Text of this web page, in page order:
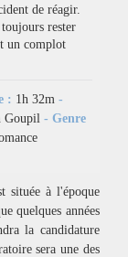
de réagir.
rester
un complot
: 1h 32m-
Goupil- Genre
située à l'époque
quelques années
la candidature
sera une des